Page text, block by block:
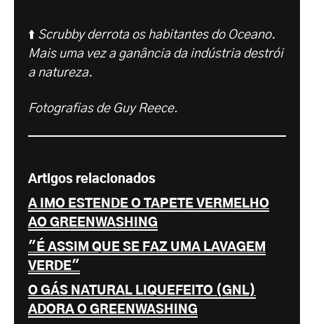
⬆️ Scrubby derrota os habitantes do Oceano.
Mais uma vez a ganância da indústria destrói
a natureza.
Fotografias de Guy Reece.
Artigos relacionados
A IMO ESTENDE O TAPETE VERMELHO
AO GREENWASHING
"É ASSIM QUE SE FAZ UMA LAVAGEM
VERDE"
O GÁS NATURAL LIQUEFEITO (GNL)
ADORA O GREENWASHING